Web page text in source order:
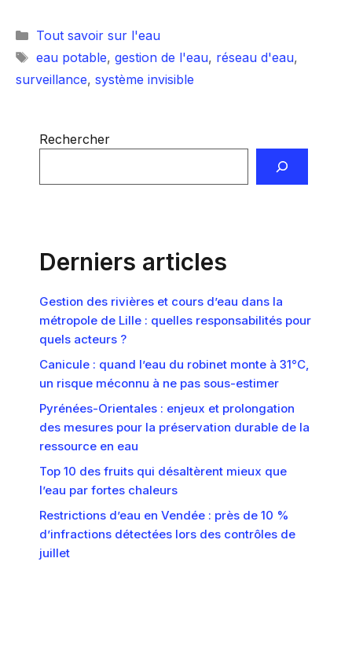
Catégories
Tout savoir sur l'eau
Étiquettes
eau potable, gestion de l'eau, réseau d'eau,
surveillance, système invisible
Rechercher
Derniers articles
Gestion des rivières et cours d’eau dans la
métropole de Lille : quelles responsabilités pour
quels acteurs ?
Canicule : quand l’eau du robinet monte à 31°C,
un risque méconnu à ne pas sous-estimer
Pyrénées-Orientales : enjeux et prolongation
des mesures pour la préservation durable de la
ressource en eau
Top 10 des fruits qui désaltèrent mieux que
l’eau par fortes chaleurs
Restrictions d’eau en Vendée : près de 10 %
d’infractions détectées lors des contrôles de
juillet